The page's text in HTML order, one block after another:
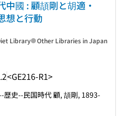
中國 : 顧頡剛と胡適・
想と行動
<GE216-R1>
Library Other Libraries in Japan
歴史--民国時代 顧, 頡剛, 1893-